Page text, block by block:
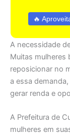
🔥
A necessidade
Muitas mulheres
reposicionar no
a essa
gerar renda e
A Prefeitura de
mulheres em